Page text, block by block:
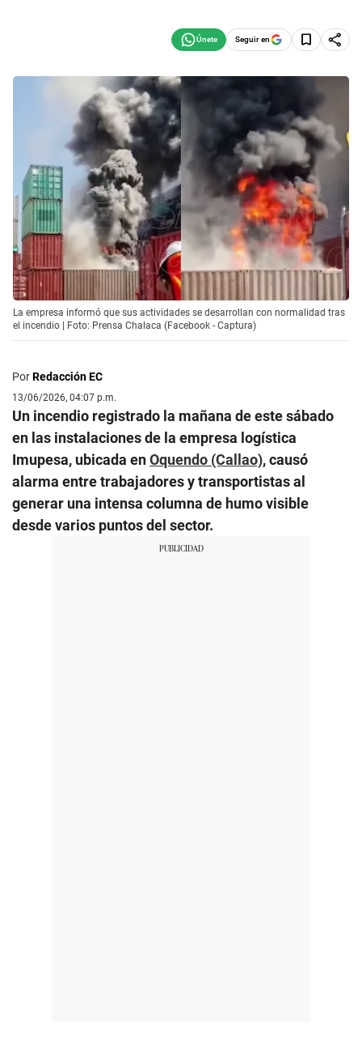
Seguir en
La empresa informó que sus actividades se desarrollan con normalidad tras
el incendio | Foto: Prensa Chalaca (Facebook - Captura)
PorRedacción EC
13/06/2026, 04:07 p.m.
Un incendio registrado la mañana de este sábado
en las instalaciones de la empresa logística
Imupesa, ubicada enOquendo (Callao), causó
alarma entre trabajadores y transportistas al
generar una intensa columna de humo visible
desde varios puntos del sector.